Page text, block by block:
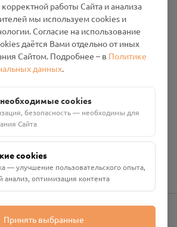
ответственностью «Смоленский
1256700001986
Смоленская область, р-н
улица Западная, д. 26А, пом. 18
в АО "АЛЬФА-БАНК"
работы Сайта и анализа
мы используем cookies и
Согласие на использование
даётся Вами отдельно от иных
Сайтом. Подробнее – в Политике
данных.
необходимые cookies
безопасность — необходимы для
Сайта
cookies
— улучшение пользовательского опыта,
анализ, оптимизация контента
Принять выбранные